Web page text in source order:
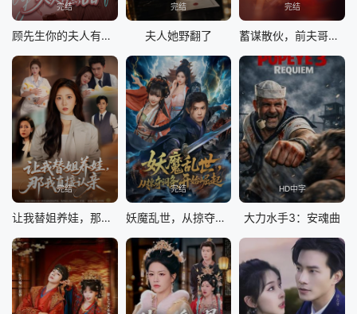
完结
顾先生你的夫人有点甜
完结
夫人她野翻了
完结
蓄谋散伙，前夫哥对我怦然心动
完结
让我替姐养娃，那我直接认亲
完结
妖魔乱世，从掠夺词条开始崛起
HD中字
大力水手3：安魂曲